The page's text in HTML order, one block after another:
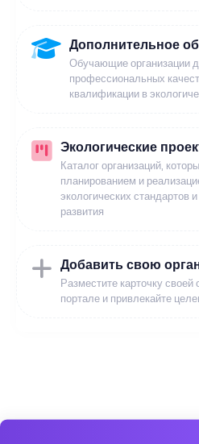
Дополнительное
Обучающие организации
профессиональных
квалификации в
Экологические
Каталог организаций,
планированием и
экологических стандартов
развития
Добавить свою
Разместите карточку
портале и привлекайте